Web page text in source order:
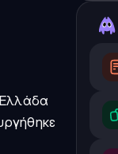
Ελλάδα